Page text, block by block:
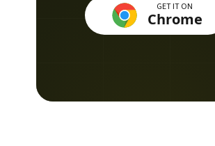
GET IT ON
Chrome